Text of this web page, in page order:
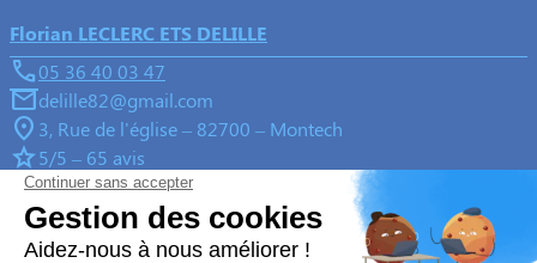
Florian LECLERC ETS DELILLE
05 36 40 03 47
delille82@gmail.com
3, Rue de l'église – 82700 – Montech
5/5 – 65 avis
Nos Services
Organiser des obsèques
Monuments funéraires
Liens utiles
Avis de décès
Demande de rendez-vous en